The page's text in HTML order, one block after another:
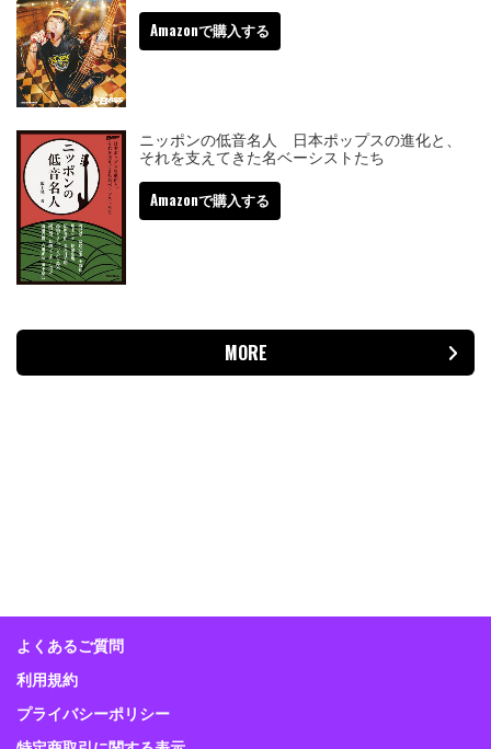
Amazonで購入する
ニッポンの低音名人 日本ポップスの進化と、
それを支えてきた名ベーシストたち
Amazonで購入する
MORE
よくあるご質問
利用規約
プライバシーポリシー